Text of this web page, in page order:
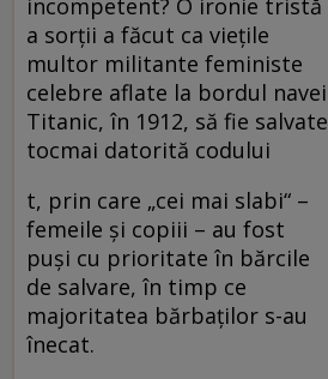
incompetent? O ironie tristă
a sorţii a făcut ca vieţile
multor militante feministe
celebre aflate la bordul navei
Titanic, în 1912, să fie salvate
tocmai datorită codului
t, prin care „cei mai slabi“ –
femeile şi copiii – au fost
puşi cu prioritate în bărcile
de salvare, în timp ce
majoritatea bărbaţilor s-au
înecat.